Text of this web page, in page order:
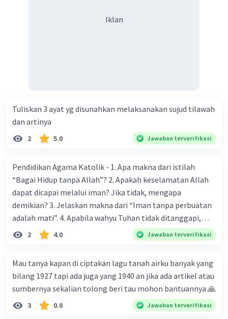
bangsa indonesia yang termuat dalam... 12. Pancasila
sumber berlakunya seluruh hukum atau perundang-
undangan dan penyelenggaraan pemerintah negara pada
suatu wilayah disebut... 16. UUD NRI 1945 merupakan
bentuk peraturan tertinggi dan yang menjadi dasar dan
kedudukan UUD sebagai... 17. UUD NRI bersifat singkat
artinya... 18. Melalui sidang MPR, telah melakukan
amandemen terhadap UUD NRI 1945 sebanyak... 19.
Amandemen kedua dilakukan dan ditetapkan dalam sidang
tahunan MPR pada tahun... 20. Dampak jika tidak ada UUD
NRI ? Mohon tolong bantu dijawab ya
Iklan
Tuliskan 3 ayat yg disunahkan melaksanakan sujud tilawah
dan artinya
2 5.0 Jawaban terverifikasi
Pendidikan Agama Katolik - 1. Apa makna dari istilah
“Bagai Hidup tanpa Allah”? 2. Apakah keselamatan Allah
dapat dicapai melalui iman? Jika tidak, mengapa
demikian? 3. Jelaskan makna dari “Iman tanpa perbuatan
adalah mati”. 4. Apabila wahyu Tuhan tidak ditanggapi,
maka yang akan terjadi adalah? 5. Paus gereja Katolik yang
pernah mengunjungi negara Indonesia ialah... (Sebutkan
2 4.0 Jawaban terverifikasi
Mau tanya kapan di ciptakan lagu tanah airku banyak yang
bilang 1927 tapi ada juga yang 1940 an jika ada artikel atau
sumbernya sekalian tolong beri tau mohon bantuannya 🙏
3 0.0 Jawaban terverifikasi